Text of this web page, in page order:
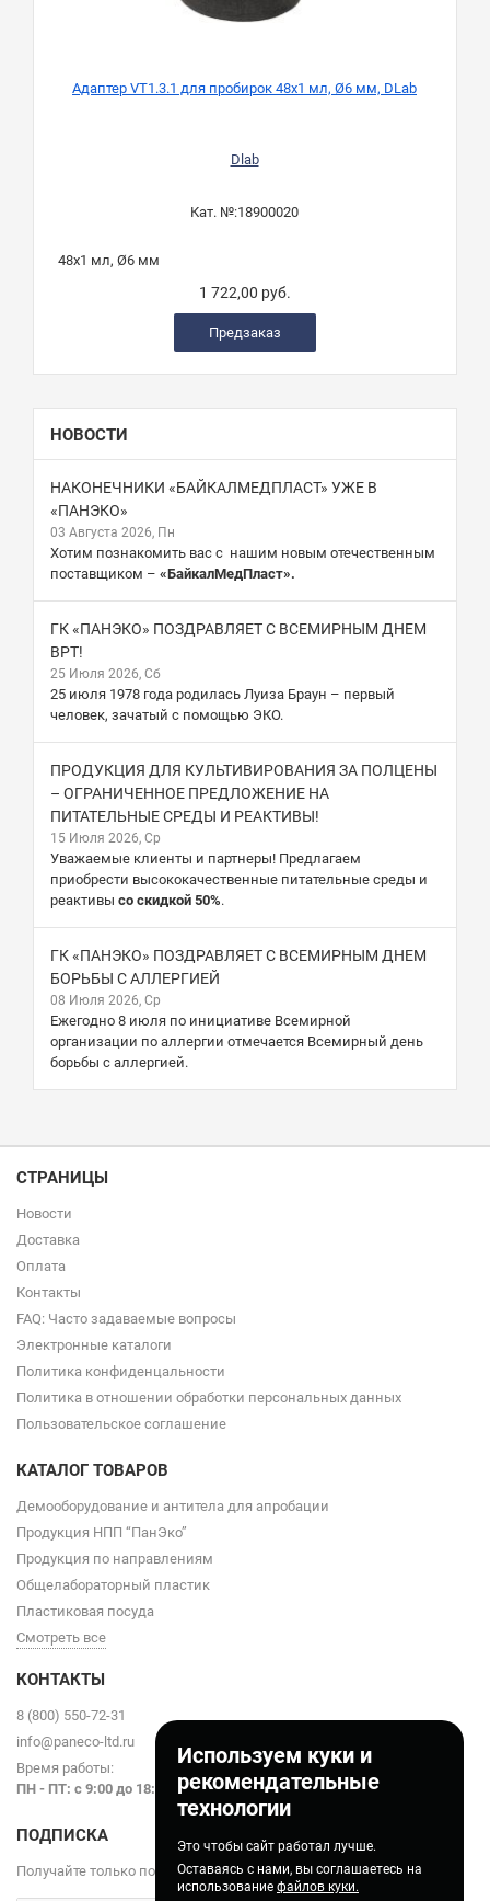
Используем куки и
рекомендательные
технологии
Это чтобы сайт работал лучше.
Оставаясь с нами, вы соглашаетесь на
использование файлов куки.
Адаптер VT1.3.1 для пробирок 48х1 мл, Ø6 мм, DLab
Dlab
Кат. №:18900020
48х1 мл, Ø6 мм
1 722,00 руб.
Предзаказ
НОВОСТИ
НАКОНЕЧНИКИ «БАЙКАЛМЕДПЛАСТ» УЖЕ В
«ПАНЭКО»
03 Августа 2026, Пн
Хотим познакомить вас с нашим новым отечественным
поставщиком – «БайкалМедПласт».
ГК «ПАНЭКО» ПОЗДРАВЛЯЕТ С ВСЕМИРНЫМ ДНЕМ
ВРТ!
25 Июля 2026, Сб
25 июля 1978 года родилась Луиза Браун – первый
человек, зачатый с помощью ЭКО.
ПРОДУКЦИЯ ДЛЯ КУЛЬТИВИРОВАНИЯ ЗА ПОЛЦЕНЫ
– ОГРАНИЧЕННОЕ ПРЕДЛОЖЕНИЕ НА
ПИТАТЕЛЬНЫЕ СРЕДЫ И РЕАКТИВЫ!
15 Июля 2026, Ср
Уважаемые клиенты и партнеры! Предлагаем
приобрести высококачественные питательные среды и
реактивы со скидкой 50%.
ГК «ПАНЭКО» ПОЗДРАВЛЯЕТ С ВСЕМИРНЫМ ДНЕМ
БОРЬБЫ С АЛЛЕРГИЕЙ
08 Июля 2026, Ср
Ежегодно 8 июля по инициативе Всемирной
организации по аллергии отмечается Всемирный день
борьбы с аллергией.
СТРАНИЦЫ
Новости
Доставка
Оплата
Контакты
FAQ: Часто задаваемые вопросы
Электронные каталоги
Политика конфиденцальности
Политика в отношении обработки персональных данных
Пользовательское соглашение
КАТАЛОГ ТОВАРОВ
Демооборудование и антитела для апробации
Продукция НПП “ПанЭко”
Продукция по направлениям
Общелабораторный пластик
Пластиковая посуда
Смотреть все
КОНТАКТЫ
8 (800) 550-72-31
info@paneco-ltd.ru
Время работы:
ПН - ПТ: с 9:00 до 18:00
ПОДПИСКА
Получайте только полезные статьи!